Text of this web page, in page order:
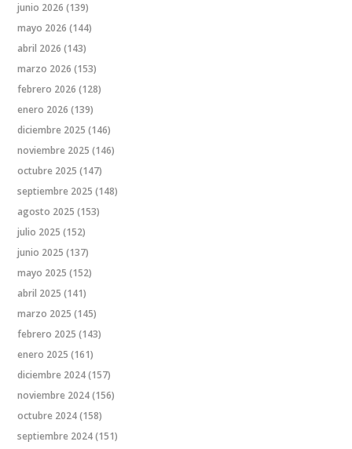
junio 2026 (139)
mayo 2026 (144)
abril 2026 (143)
marzo 2026 (153)
febrero 2026 (128)
enero 2026 (139)
diciembre 2025 (146)
noviembre 2025 (146)
octubre 2025 (147)
septiembre 2025 (148)
agosto 2025 (153)
julio 2025 (152)
junio 2025 (137)
mayo 2025 (152)
abril 2025 (141)
marzo 2025 (145)
febrero 2025 (143)
enero 2025 (161)
diciembre 2024(157)
noviembre 2024(156)
octubre 2024(158)
septiembre 2024(151)